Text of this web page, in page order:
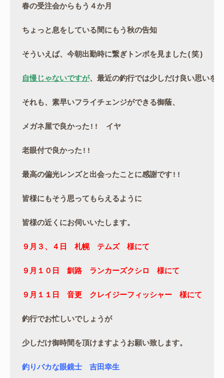
春の受注会からもう４か月
ちょっと息をしている間にもう秋の告知
そういえば、今朝出勤時に繋ぎトンボを見ました(笑)
自慢じゃないですが、最近の釣行では少しだけ良い思いを
それも、素早いフライチェンジができる御蔭、
メガネ屋で良かった!!　イヤ
老眼付で良かった!!
最高の偏光レンズと出会ったことに感謝です!!
皆様にもそう思ってもらえるように
皆様の近くにお伺いいたします。
９月３、４日　札幌　テムズ　様にて
９月１０日　釧路　ランカーズクシロ　様にて
９月１１日　音更　クレイジーフィッシャー　様にて
釣行でお忙しいでしょうが
少しだけ御時間を頂けますようお願い致します。
釣りバカな眼鏡士　吉田幸生